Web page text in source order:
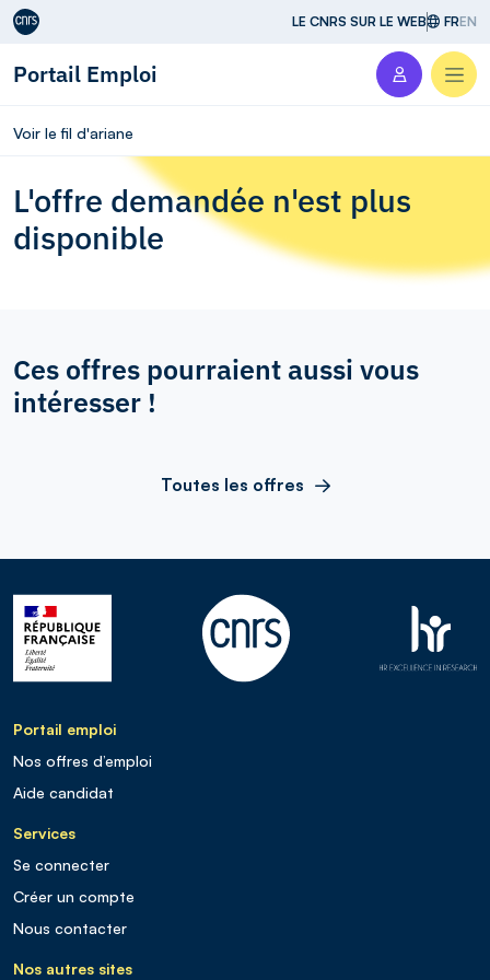
Aller au contenu LE CNRS SUR LE WEB FREN
Portail Emploi
Voir le fil d'ariane
L'offre demandée n'est plus
disponible
Ces offres pourraient aussi vous
intéresser !
Toutes les offres
Portail emploi
Nos offres d’emploi
Aide candidat
Services
Se connecter
Créer un compte
Nous contacter
Nos autres sites